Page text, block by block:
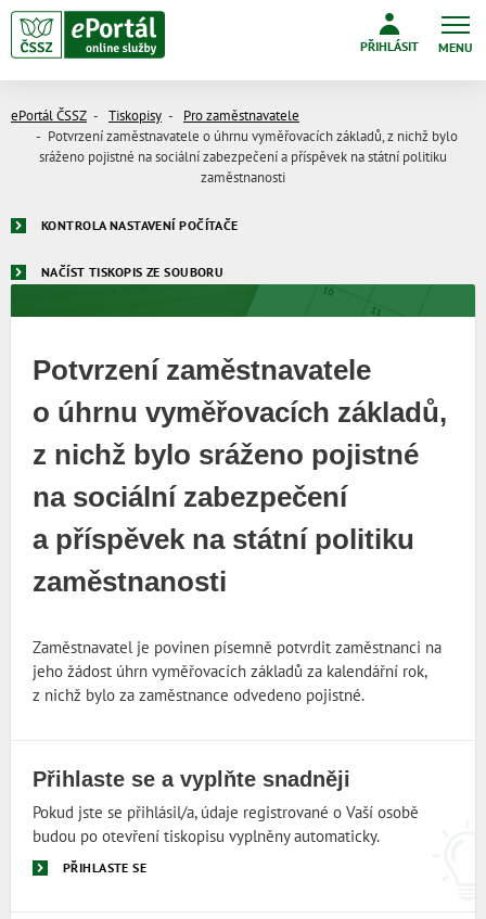
PŘIHLÁSIT MENU
ePortál ČSSZ Tiskopisy
Pro zaměstnavatele
Potvrzení zaměstnavatele o úhrnu vyměřovacích základů, z nichž bylo
sráženo pojistné na sociální zabezpečení a příspěvek na státní politiku
zaměstnanosti
KONTROLA NASTAVENÍ POČÍTAČE
NAČÍST TISKOPIS ZE SOUBORU
Potvrzení zaměstnavatele
o úhrnu vyměřovacích základů,
z nichž bylo sráženo pojistné
na sociální zabezpečení
a příspěvek na státní politiku
zaměstnanosti
Zaměstnavatel je povinen písemně potvrdit zaměstnanci na
jeho žádost úhrn vyměřovacích základů za kalendářní rok,
z nichž bylo za zaměstnance odvedeno pojistné.
Přihlaste se a vyplňte snadněji
Pokud jste se přihlásil/a, údaje registrované o Vaší osobě
budou po otevření tiskopisu vyplněny automaticky.
PŘIHLASTE SE